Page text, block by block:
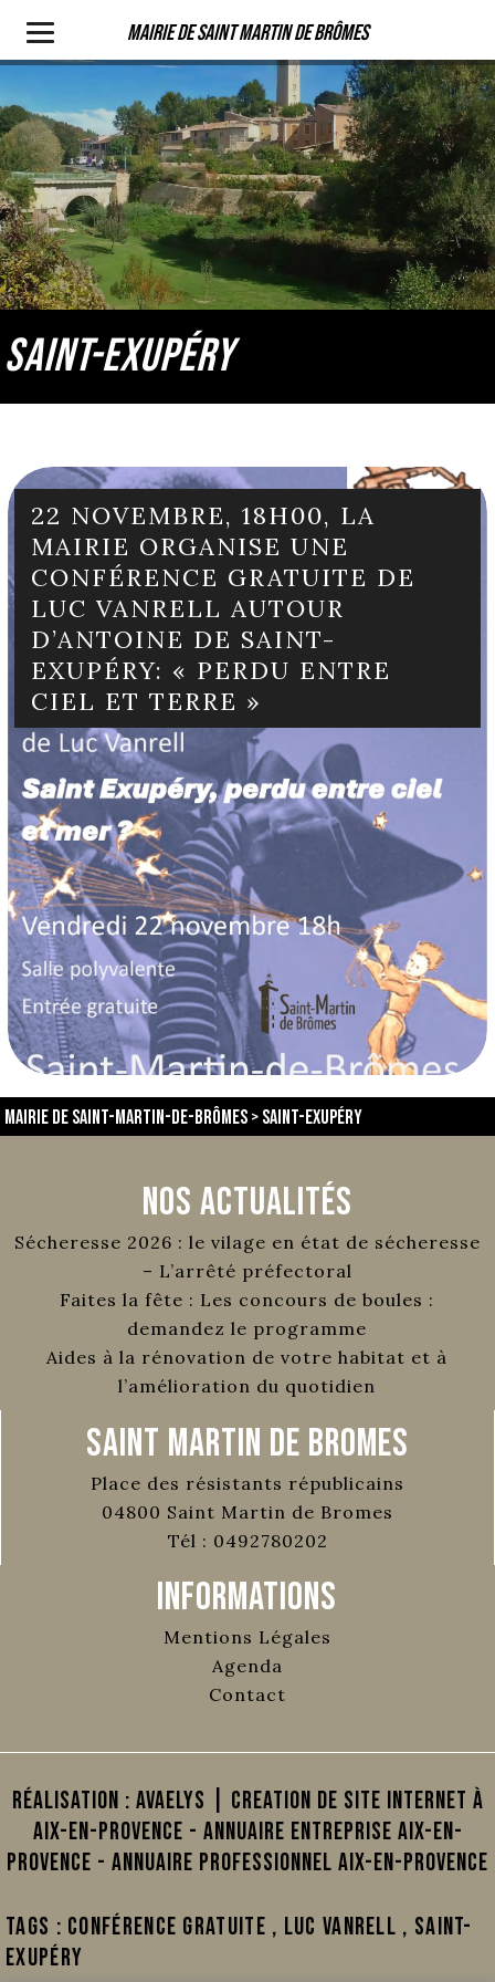
Mairie de Saint Martin de Brômes
SAINT-EXUPÉRY
22 NOVEMBRE, 18H00, LA
MAIRIE ORGANISE UNE
CONFÉRENCE GRATUITE DE
LUC VANRELL AUTOUR
D’ANTOINE DE SAINT-
EXUPÉRY: « PERDU ENTRE
CIEL ET TERRE »
Mairie de Saint-Martin-de-Brômes>Saint-Exupéry
Nos Actualités
Sécheresse 2026 : le vilage en état de sécheresse
– L’arrêté préfectoral
Faites la fête : Les concours de boules :
demandez le programme
Aides à la rénovation de votre habitat et à
l’amélioration du quotidien
Saint Martin de Bromes
Place des résistants républicains
04800 Saint Martin de Bromes
Tél : 0492780202
Informations
Mentions Légales
Agenda
Contact
Réalisation : AVAELYS | Creation de site internet à
Aix-en-Provence - Annuaire Entreprise Aix-en-
Provence - Annuaire Professionnel Aix-en-Provence
Tags : conférence gratuite , Luc Vanrell , Saint-
Exupéry